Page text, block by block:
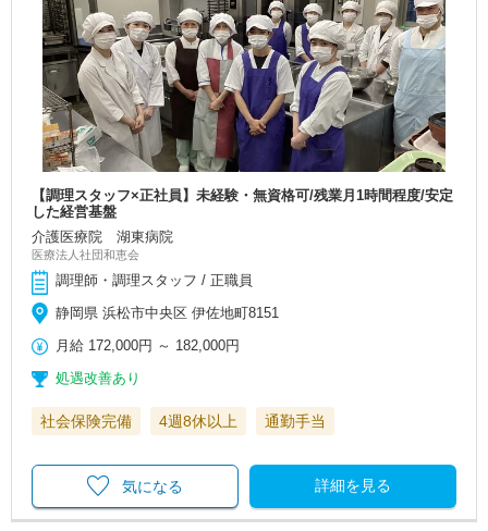
【調理スタッフ×正社員】未経験・無資格可/残業月1時間程度/安定
した経営基盤
介護医療院 湖東病院
医療法人社団和恵会
調理師・調理スタッフ / 正職員
静岡県 浜松市中央区 伊佐地町8151
月給 172,000円 ～ 182,000円
処遇改善あり
社会保険完備 4週8休以上 通勤手当
詳細を見る
気になる